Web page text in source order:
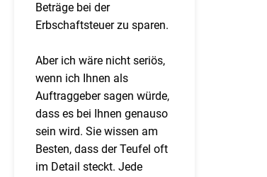
Beträge bei der
Erbschaftsteuer zu sparen.
Aber ich wäre nicht seriös,
wenn ich Ihnen als
Auftraggeber sagen würde,
dass es bei Ihnen genauso
sein wird. Sie wissen am
Besten, dass der Teufel oft
im Detail steckt. Jede